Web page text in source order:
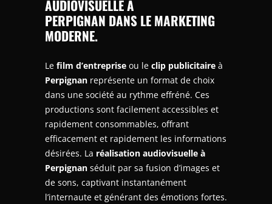
AUDIOVISUELLE À
PERPIGNAN DANS LE MARKETING
MODERNE.
Le film d’entreprise ou le clip publicitaire à
Perpignan représente un format de choix
dans une société au rythme effréné. Ces
productions sont facilement accessibles et
rapidement consommables, offrant
efficacement et rapidement les informations
désirées. La réalisation audiovisuelle à
Perpignan séduit par sa fusion d’images et
de sons, captivant instantanément
l’internaute et générant des émotions fortes.